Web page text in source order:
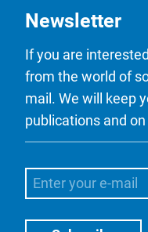
Newsletter
If you are
from the world of
mail. We will keep
publications and